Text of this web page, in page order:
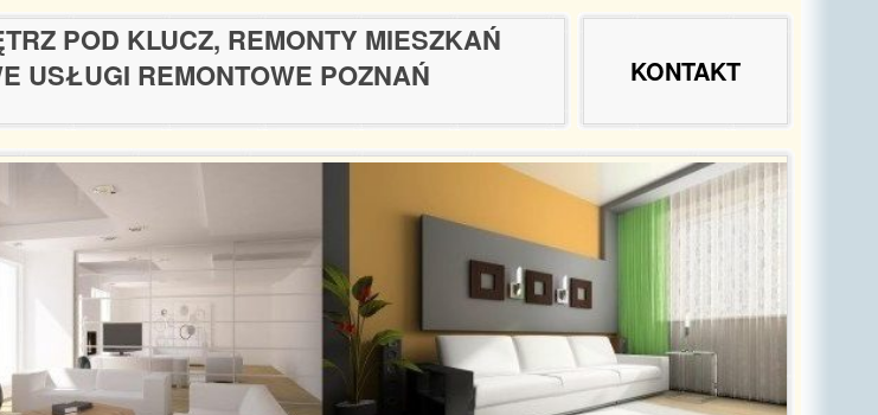
POD KLUCZ, REMONTY MIESZKAŃ
USŁUGI REMONTOWE POZNAŃ
KONTAKT